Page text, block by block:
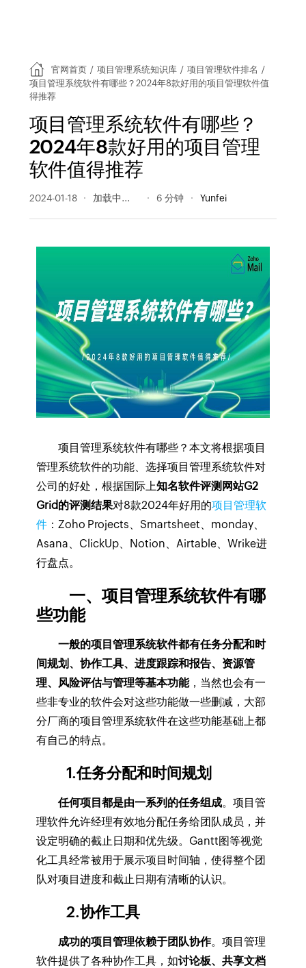
官网首页 / 项目管理系统知识库 / 项目管理软件排名 /
项目管理系统软件有哪些？2024年8款好用的项目管理软件值
得推荐
项目管理系统软件有哪些？
2024年8款好用的项目管理
软件值得推荐
2024-01-18 544 阅读量 6 分钟 Yunfei
项目管理系统软件有哪些？本文将根据项目
管理系统软件的功能、选择项目管理系统软件对
公司的好处，根据国际上知名软件评测网站G2
Grid的评测结果对8款2024年好用的项目管理软
件：Zoho Projects、Smartsheet、monday、
Asana、ClickUp、Notion、Airtable、Wrike进
行盘点。
一、项目管理系统软件有哪
些功能
一般的项目管理系统软件都有任务分配和时
间规划、协作工具、进度跟踪和报告、资源管
理、风险评估与管理等基本功能，当然也会有一
些非专业的软件会对这些功能做一些删减，大部
分厂商的项目管理系统软件在这些功能基础上都
有自己的特点。
1.任务分配和时间规划
任何项目都是由一系列的任务组成。项目管
理软件允许经理有效地分配任务给团队成员，并
设定明确的截止日期和优先级。Gantt图等视觉
化工具经常被用于展示项目时间轴，使得整个团
队对项目进度和截止日期有清晰的认识。
2.协作工具
成功的项目管理依赖于团队协作。项目管理
软件提供了各种协作工具，如讨论板、共享文档